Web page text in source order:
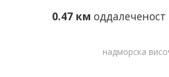
0.47 км
надморска